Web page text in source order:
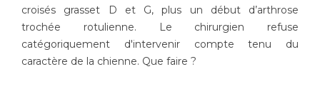
croisés grasset D et G, plus un début d’arthrose
trochée rotulienne. Le chirurgien refuse
catégoriquement d'intervenir compte tenu du
caractère de la chienne. Que faire ?